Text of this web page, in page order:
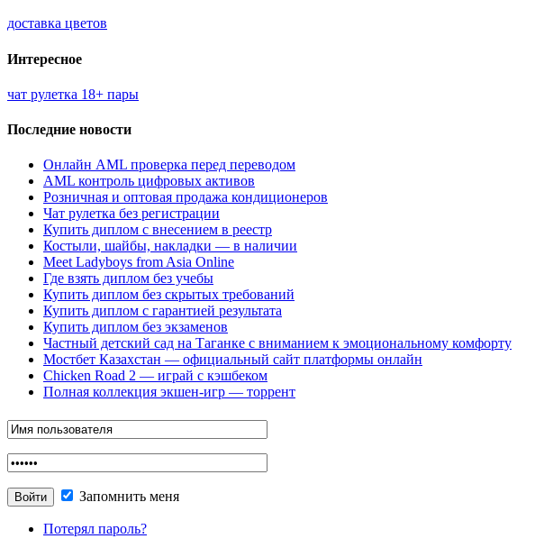
доставка цветов
Интересное
чат рулетка 18+ пары
Последние новости
Онлайн AML проверка перед переводом
AML контроль цифровых активов
Розничная и оптовая продажа кондиционеров
Чат рулетка без регистрации
Купить диплом с внесением в реестр
Костыли, шайбы, накладки — в наличии
Meet Ladyboys from Asia Online
Где взять диплом без учебы
Купить диплом без скрытых требований
Купить диплом с гарантией результата
Купить диплом без экзаменов
Частный детский сад на Таганке с вниманием к эмоциональному комфорту
Мостбет Казахстан — официальный сайт платформы онлайн
Chicken Road 2 — играй с кэшбеком
Полная коллекция экшен-игр — торрент
Запомнить меня
Потерял пароль?